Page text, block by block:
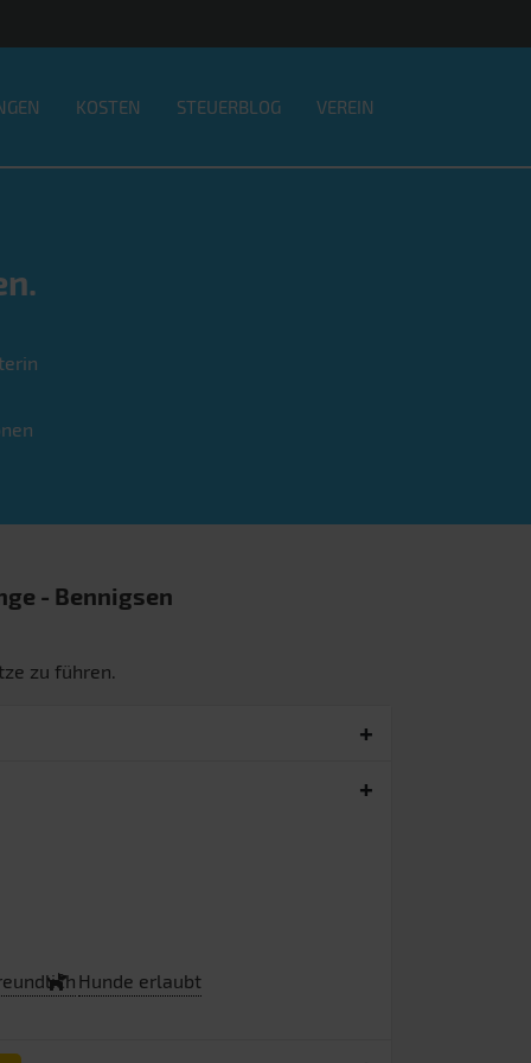
KOSTEN STEUERBLOG VEREIN
- Bennigsen
zu führen.
Hunde erlaubt